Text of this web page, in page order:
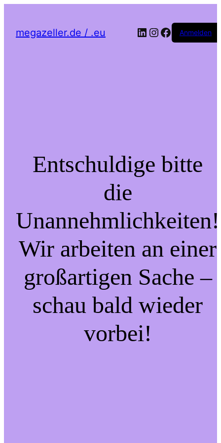
megazeller.de / .eu LinkedIn
Instagram
Facebook
Anmelden
Entschuldige bitte
die
Unannehmlichkeiten!
Wir arbeiten an einer
großartigen Sache –
schau bald wieder
vorbei!